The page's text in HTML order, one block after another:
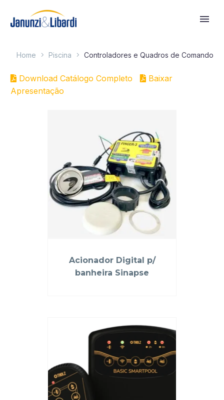
Home Piscina Controladores e Quadros de Comando
Download Catálogo Completo
Baixar
Apresentação
Acionador Digital p/
banheira Sinapse